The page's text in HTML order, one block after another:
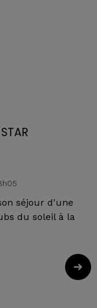
séjour d'une
du soleil à la